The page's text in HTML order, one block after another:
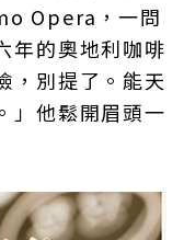
Opera，一問
年的奧地利咖啡
，別提了。能天
」他鬆開眉頭一